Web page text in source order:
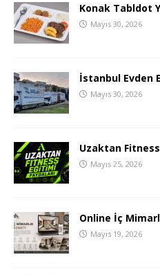
Konak Tabldot
Mayıs 30, 2026
İstanbul Evden
Mayıs 30, 2026
Uzaktan
Mayıs 25, 2026
Online İç
Mayıs 19, 2026